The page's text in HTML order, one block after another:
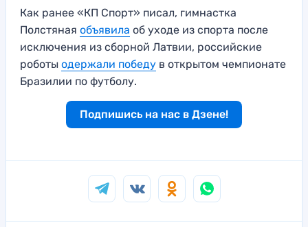
Как ранее «КП Спорт» писал, гимнастка
Полстяная объявила об уходе из спорта после
исключения из сборной Латвии, российские
роботы одержали победу в открытом чемпионате
Бразилии по футболу.
Подпишись на нас в Дзене!